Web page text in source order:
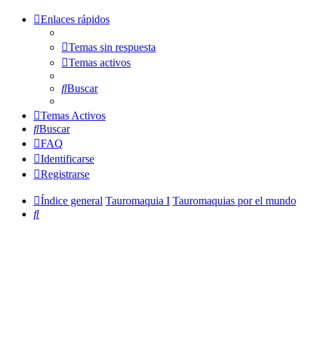
Enlaces rápidos
Temas sin respuesta
Temas activos
Buscar
Temas Activos
Buscar
FAQ
Identificarse
Registrarse
Índice general Tauromaquia I Tauromaquias por el mundo
Buscar